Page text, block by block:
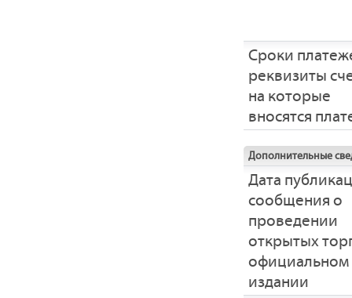
Сроки
реквизиты
на которые
вносятся
Дополнительные
Дата
сообщения о
проведении
открытых
официальном
издании